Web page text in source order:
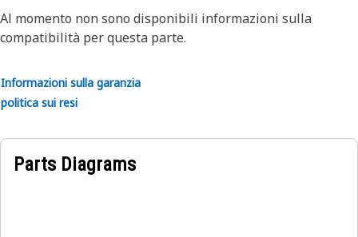
Al momento non sono disponibili informazioni sulla
compatibilità per questa parte.
Informazioni sulla garanzia
politica sui resi
Parts Diagrams